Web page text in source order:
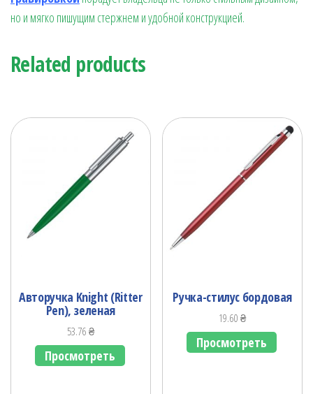
но и мягко пишущим стержнем и удобной конструкцией.
Related products
Авторучка Knight (Ritter
Pen), зеленая
53.76₴
Просмотреть
Ручка-стилус бордовая
19.60₴
Просмотреть